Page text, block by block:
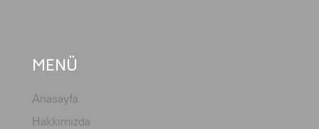
MENÜ
Anasayfa
Hakkımızda